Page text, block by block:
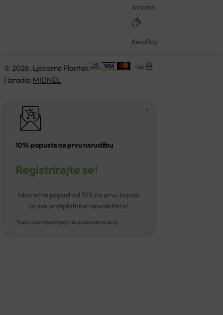
Aircash
KeksPay
© 2026. Ljekarne Plantak
| Izrada: MIDNEL
10% popusta na prvu narudžbu
Registrirajte se!
Iskoristite popust od 10% na prvu kupnju
za sve pretplatnike newslettera!
*kupon kod nije primjenjiv za proizvode na akciji